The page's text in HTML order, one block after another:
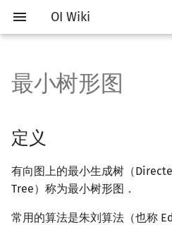
OI Wiki
入
以
始
搜
Getting Started
关于本项目
如何参与
OI Wiki 不是什么
比赛相关简介
赛事
题型
学习路线
工具软件简介
代码编辑工具
评测工具
命令行
语言基础简介
C++ 基础
C++ 标准库
C++ 进阶
算法基础简介
复杂度
枚举
搜索部分简介
DFS（搜索）
BFS（搜索）
双向搜索
动态规划部分简介
动态规划基础
记忆化搜索
背包 DP
字符串部分简介
字符串基础
标准库
字符串匹配
数学部分简介
布尔代数
数字系统
位操作
数据结构部分简介
栈
队列
树基础
树的直径
树的中心
树的重心
最短路
差分约束
k 短路
同余最短路
定义
过程
实现
Tarjan 的 DMST 算法
强连通分量
双连通分量
割点和桥
圆方树
网络流简介
最大流
最小割
费用流
图匹配
二分图最大匹配
二分图最大权匹配
一般图最大匹配
计算几何部分简介
二维计算几何基础
三维计算几何基础
杂项简介
离散化
双指针
离线算法
RMQ
并查集应用
括号序列
线段树与离线询问
最小树形图
定义
有向图上的最小生成树（
Tree）称为最小树形图．
常用的算法是朱刘算法（也称